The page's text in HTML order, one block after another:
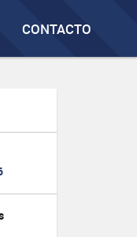
CONTACTO